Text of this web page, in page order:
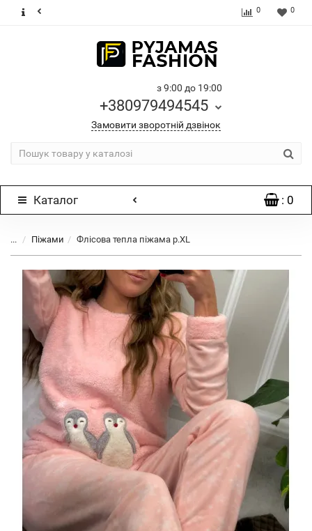
0 0
з 9:00 до 19:00
+380979494545
Замовити зворотній дзвінок
Каталог : 0
... Піжами Флісова тепла піжама р.XL